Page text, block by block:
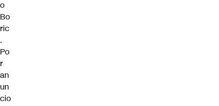
o
Bo
ric
.
Po
r
an
un
cio